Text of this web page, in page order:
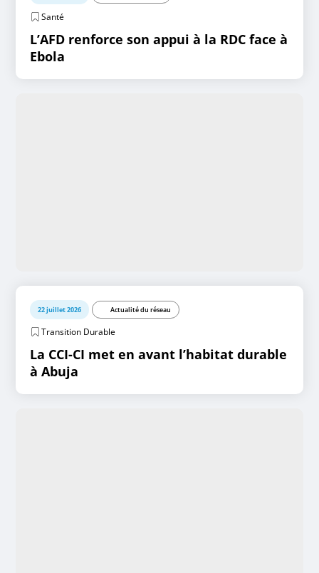
Santé
L’AFD renforce son appui à la RDC face à
Ebola
22 juillet 2026 Actualité du réseau
Transition Durable
La CCI-CI met en avant l’habitat durable
à Abuja